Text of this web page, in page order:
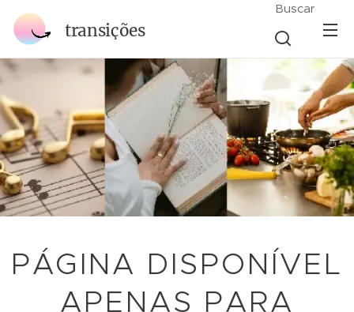
transições
Buscar
PÁGINA DISPONÍVEL
APENAS PARA